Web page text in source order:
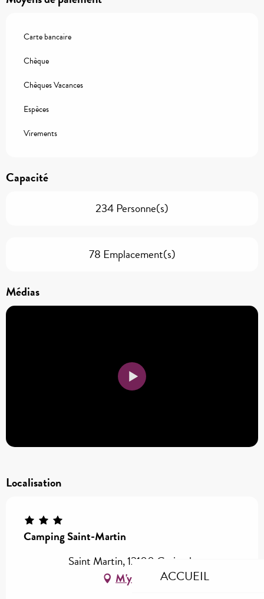
ACCUEIL
Carte bancaire
Chèque
Chèques Vacances
Espèces
Virements
Capacité
234 Personne(s)
78 Emplacement(s)
Médias
Localisation
Camping Saint-Martin
Saint Martin, 12100 Creissels
M'y rendre